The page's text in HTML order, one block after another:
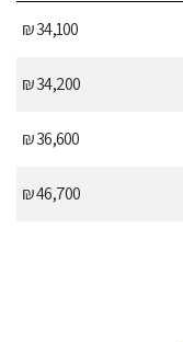
34,100 ₪
34,200 ₪
36,600 ₪
46,700 ₪